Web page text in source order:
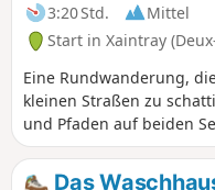
3:20 Std.
Mittel
Start in Xaintray
Eine Rundwanderung,
kleinen Straßen zu
und Pfaden auf beiden
Autize-Tals führt. Die als
Route“ bezeichnete
Das